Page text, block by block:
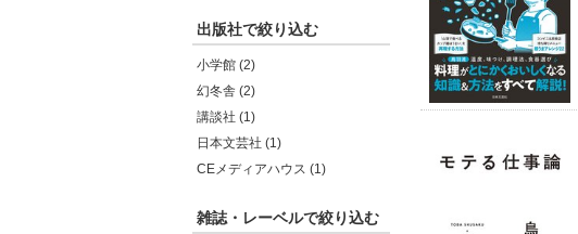
出版社で絞り込む
小学館 (2)
幻冬舎 (2)
講談社 (1)
日本文芸社 (1)
CEメディアハウス (1)
雑誌・レーベルで絞り込む